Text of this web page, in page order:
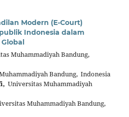
Modern (E-Court)
Indonesia dalam
Muhammadiyah Bandung,
Bandung, Indonesia
Universitas Muhammadiyah
Muhammadiyah Bandung,